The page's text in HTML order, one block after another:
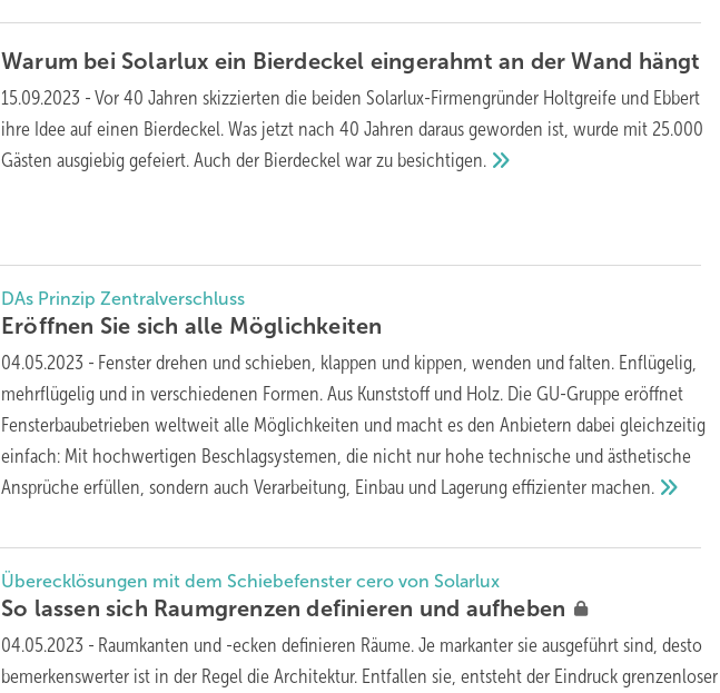
Warum bei Solarlux ein Bierdeckel eingerahmt an der Wand hängt
15.09.2023 - Vor 40 Jahren skizzierten die beiden Solarlux-Firmengründer Holtgreife und Ebbert
ihre Idee auf einen Bierdeckel. Was jetzt nach 40 Jahren daraus geworden ist, wurde mit 25.000
Gästen ausgiebig gefeiert. Auch der Bierdeckel war zu besichtigen.
DAs Prinzip Zentralverschluss
Eröffnen Sie sich alle Möglichkeiten
04.05.2023 - Fenster drehen und schieben, klappen und kippen, wenden und falten. Enflügelig,
mehr­flügelig und in verschiedenen Formen. Aus Kunststoff und Holz. Die GU-Gruppe eröffnet
Fensterbaubetrieben weltweit alle Möglichkeiten und macht es den Anbietern dabei gleichzeitig
einfach: Mit hochwertigen Beschlagsystemen, die nicht nur hohe technische und ­ästhe­tische
Ansprüche erfüllen, ­sondern auch Verarbeitung, ­Einbau und Lagerung effizienter machen.
Überecklösungen mit dem Schiebefenster cero von Solarlux
So lassen sich Raumgrenzen definieren und aufheben
04.05.2023 - Raumkanten und -ecken definieren Räume. Je markanter sie ausgeführt sind, desto
bemerkenswerter ist in der Regel die Architektur. Entfallen sie, entsteht der Eindruck grenzenloser